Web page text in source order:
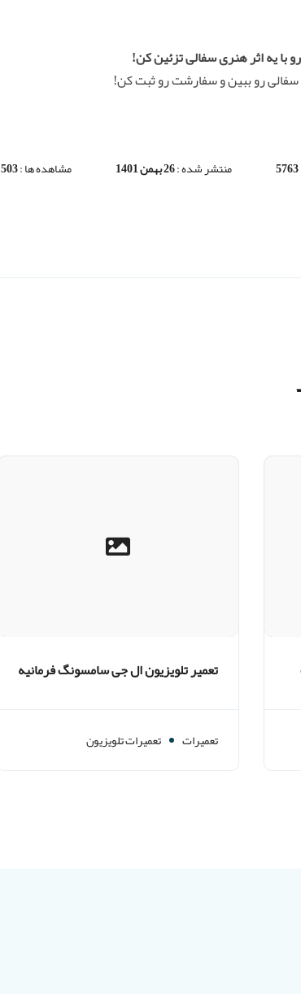
یه اثر هنری سفالی تزئین کن!
رو ببین و سفارشت رو ثبت کن!
5763 منتشر شده :26 بهمن 1401 مشاهده ها :503
تعمیر تلویزیون ال جی سامسونگ فرمانیه
تعمیرات تعمیرات تلویزیون